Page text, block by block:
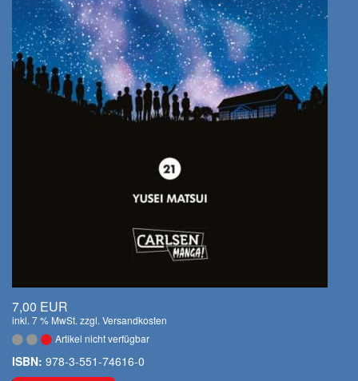
7,00 EUR
inkl. 7 % MwSt. zzgl. Versandkosten
Artikel nicht verfügbar
ISBN: 978-3-551-74616-0